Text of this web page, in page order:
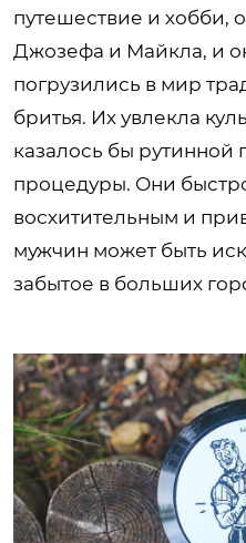
путешествие и хобби,
Джозефа и Майкла, и
погрузились в мир
бритья. Их увлекла
казалось бы рутинной
процедуры. Они
восхитительным и
мужчин может быть
забытое в больших